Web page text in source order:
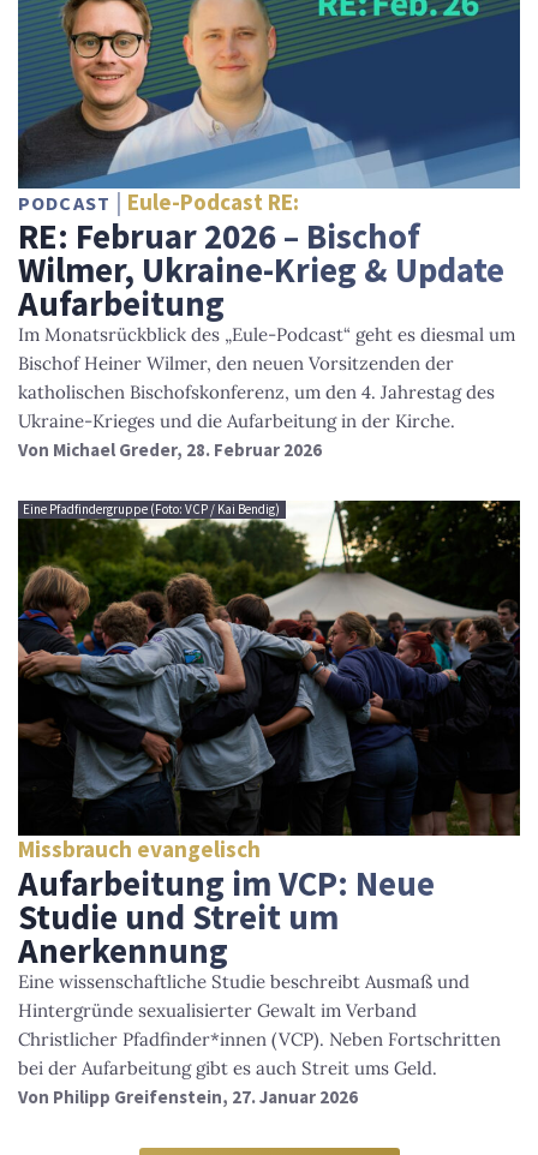
PODCAST Eule-Podcast RE:
RE: Februar 2026 – Bischof
Wilmer, Ukraine-Krieg & Update
Aufarbeitung
Im Monatsrückblick des „Eule-Podcast“ geht es diesmal um
Bischof Heiner Wilmer, den neuen Vorsitzenden der
katholischen Bischofskonferenz, um den 4. Jahrestag des
Ukraine-Krieges und die Aufarbeitung in der Kirche.
Von Michael Greder, 28. Februar 2026
Eine Pfadfindergruppe (Foto: VCP / Kai Bendig)
Missbrauch evangelisch
Aufarbeitung im VCP: Neue
Studie und Streit um
Anerkennung
Eine wissenschaftliche Studie beschreibt Ausmaß und
Hintergründe sexualisierter Gewalt im Verband
Christlicher Pfadfinder*innen (VCP). Neben Fortschritten
bei der Aufarbeitung gibt es auch Streit ums Geld.
Von Philipp Greifenstein, 27. Januar 2026